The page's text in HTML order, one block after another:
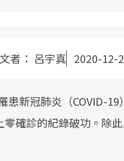
者： 呂宇真 2020-12-
患新冠肺炎（COVID-
確診的紀錄破功。除